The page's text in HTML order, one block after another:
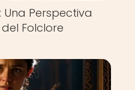
Una Perspectiva
Folclore